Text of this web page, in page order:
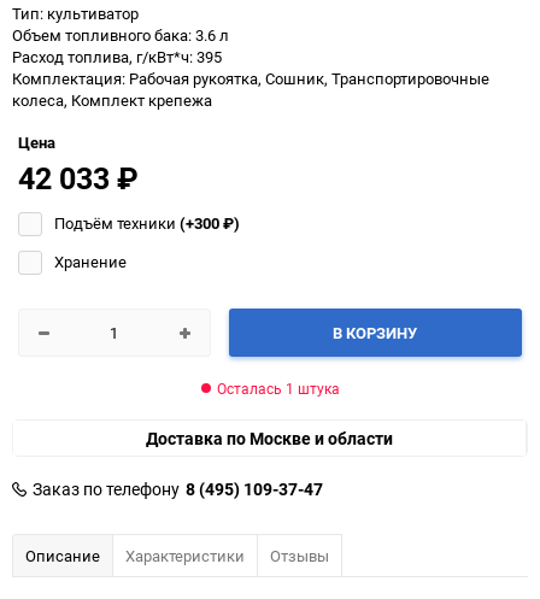
Тип: культиватор
Объем топливного бака: 3.6 л
Расход топлива, г/кВт*ч: 395
Комплектация: Рабочая рукоятка, Сошник, Транспортировочные
колеса, Комплект крепежа
Цена
42 033 ₽
Подъём техники (+300₽)
Хранение
В КОРЗИНУ
Осталась 1 штука
Доставка по Москве и области
Заказ по телефону 8 (495) 109-37-47
Описание Характеристики Отзывы